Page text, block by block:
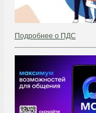
Подробнее о ПДС